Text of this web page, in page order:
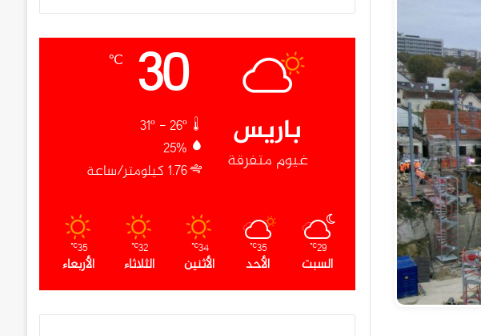
باريس
غيوم متفرقة
30
℃
31º - 26º
25%
1.76 كيلومتر/ساعة
29
℃
السبت
35
℃
الأحد
34
℃
الأثنين
32
℃
الثلاثاء
35
℃
الأربعاء